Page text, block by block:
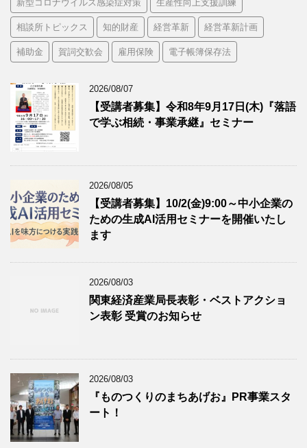
新型コロナウイルス感染症対策 生産性向上支援訓練
相談所トピックス 知的財産 経営革新 経営革新計画
補助金 賀詞交歓会 雇用保険 電子帳簿保存法
2026/08/07
【受講者募集】令和8年9月17日(木)『落語
で学ぶ相続・事業承継』セミナー
2026/08/05
【受講者募集】10/2(金)9:00～中小企業の
ための生成AI活用セミナーを開催いたし
ます
2026/08/03
関東経済産業局長表彰・ベストアクショ
ン表彰 受賞のお知らせ
2026/08/03
『ものつくりのまちあげお』PR事業スタ
ート！